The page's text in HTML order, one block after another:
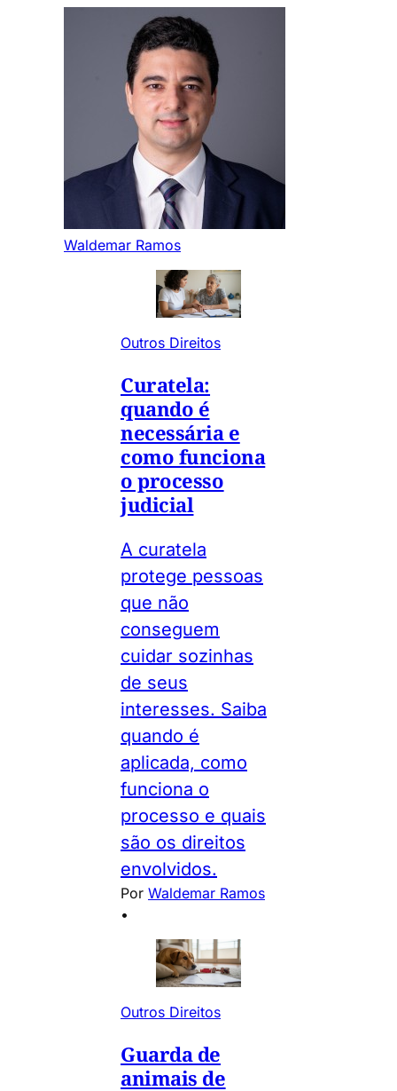
Waldemar Ramos
Outros Direitos
Curatela:
quando é
necessária e
como funciona
o processo
judicial
A curatela
protege pessoas
que não
conseguem
cuidar sozinhas
de seus
interesses. Saiba
quando é
aplicada, como
funciona o
processo e quais
são os direitos
envolvidos.
Por Waldemar Ramos
•
Outros Direitos
Guarda de
animais de